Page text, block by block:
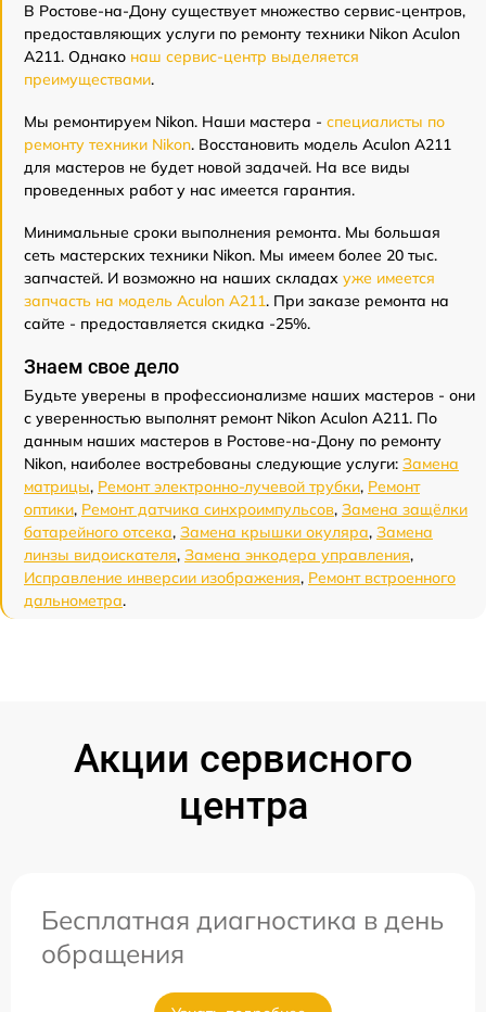
В Ростове-на-Дону существует множество сервис-центров,
предоставляющих услуги по ремонту техники Nikon Aculon
A211. Однако наш сервис-центр выделяется
преимуществами.
Мы ремонтируем Nikon. Наши мастера - специалисты по
ремонту техники Nikon. Восстановить модель Aculon A211
для мастеров не будет новой задачей. На все виды
проведенных работ у нас имеется гарантия.
Минимальные сроки выполнения ремонта. Мы большая
сеть мастерских техники Nikon. Мы имеем более 20 тыс.
запчастей. И возможно на наших складах уже имеется
запчасть на модель Aculon A211. При заказе ремонта на
сайте - предоставляется скидка -25%.
Знаем свое дело
Будьте уверены в профессионализме наших мастеров - они
с уверенностью выполнят ремонт Nikon Aculon A211. По
данным наших мастеров в Ростове-на-Дону по ремонту
Nikon, наиболее востребованы следующие услуги: Замена
матрицы, Ремонт электронно-лучевой трубки, Ремонт
оптики, Ремонт датчика синхроимпульсов, Замена защёлки
батарейного отсека, Замена крышки окуляра, Замена
линзы видоискателя, Замена энкодера управления,
Исправление инверсии изображения, Ремонт встроенного
дальнометра.
Акции сервисного
центра
Бесплатная диагностика в день
обращения